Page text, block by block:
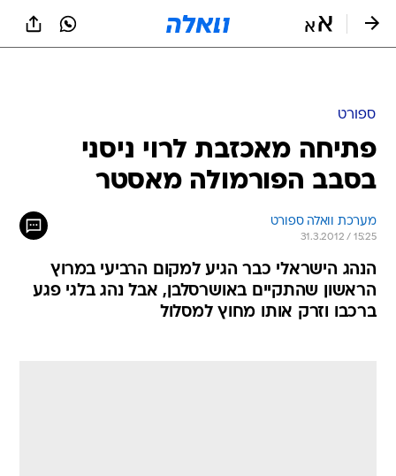
ספורט
פתיחה מאכזבת לרוי ניסני
בסבב הפורמולה מאסטר
מערכת וואלה ספורט
31.3.2012 / 15:25
הנהג הישראלי כבר הגיע למקום הרביעי במרוץ
הראשון שהתקיים באושרסלבן, אבל נהג בלגי פגע
ברכבו וזרק אותו מחוץ למסלול